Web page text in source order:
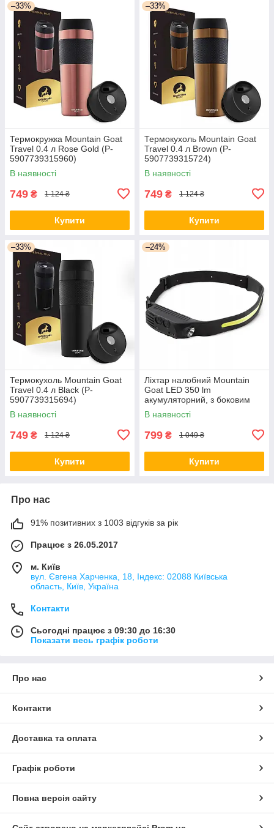
–33%
Термокружка Mountain Goat
Travel 0.4 л Rose Gold (P-
5907739315960)
В наявності
749 ₴ 1 124 ₴
Купити
–33%
Термокухоль Mountain Goat
Travel 0.4 л Brown (P-
5907739315724)
В наявності
749 ₴ 1 124 ₴
Купити
–33%
Термокухоль Mountain Goat
Travel 0.4 л Black (P-
5907739315694)
В наявності
749 ₴ 1 124 ₴
Купити
–24%
Ліхтар налобний Mountain
Goat LED 350 lm
акумуляторний, з боковим
світлом Black (P-
5907739318305)
В наявності
799 ₴ 1 049 ₴
Купити
Про нас
91% позитивних з 1003 відгуків за рік
Працює з 26.05.2017
м. Київ
вул. Євгена Харченка, 18, Індекс: 02088 Київська
область, Київ, Україна
Контакти
Сьогодні працює з 09:30 до 16:30
Показати весь графік роботи
Про нас
Контакти
Доставка та оплата
Графік роботи
Повна версія сайту